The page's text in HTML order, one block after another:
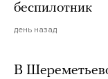
беспилотник
день назад
В